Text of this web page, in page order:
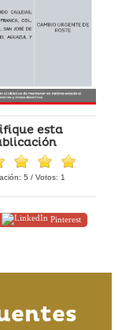
esta
5 / Votos: 1
Pinterest